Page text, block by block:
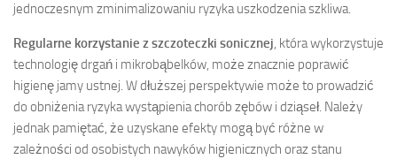
jednoczesnym zminimalizowaniu ryzyka uszkodzenia szkliwa.
Regularne korzystanie z szczoteczki sonicznej, która wykorzystuje
technologię drgań i mikrobąbelków, może znacznie poprawić
higienę jamy ustnej. W dłuższej perspektywie może to prowadzić
do obniżenia ryzyka wystąpienia chorób zębów i dziąseł. Należy
jednak pamiętać, że uzyskane efekty mogą być różne w
zależności od osobistych nawyków higienicznych oraz stanu